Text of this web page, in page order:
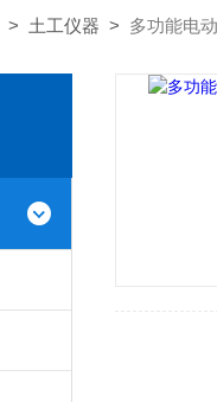
> 土工仪器 > 多功能电